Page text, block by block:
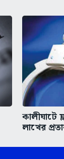
কালীঘাটে
লাখের